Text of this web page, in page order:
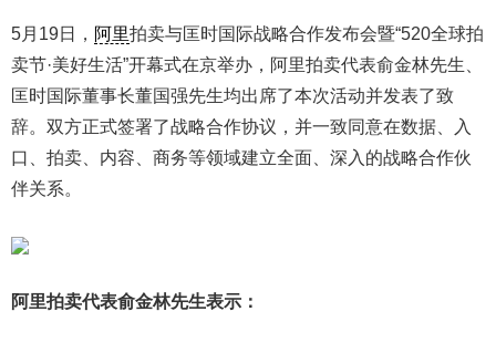
5月19日， 阿里拍卖与匡时国际战略合作发布会暨“520全球拍
卖节·美好生活”开幕式在京举办，阿里拍卖代表俞金林先生、
匡时国际董事长董国强先生均出席了本次活动并发表了致
辞。双方正式签署了战略合作协议，并一致同意在数据、入
口、拍卖、内容、商务等领域建立全面、深入的战略合作伙
伴关系。
阿里拍卖代表俞金林先生表示：